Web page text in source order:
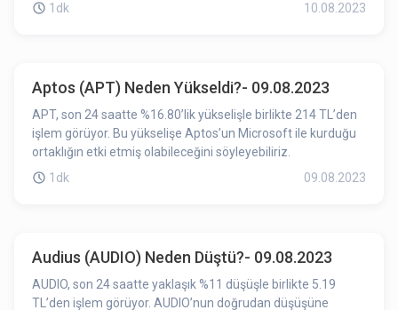
1dk
10.08.2023
Aptos (APT) Neden Yükseldi?- 09.08.2023
APT, son 24 saatte %16.80’lik yükselişle birlikte 214 TL’den
işlem görüyor. Bu yükselişe Aptos’un Microsoft ile kurduğu
ortaklığın etki etmiş olabileceğini söyleyebiliriz.
1dk
09.08.2023
Audius (AUDIO) Neden Düştü?- 09.08.2023
AUDIO, son 24 saatte yaklaşık %11 düşüşle birlikte 5.19
TL’den işlem görüyor. AUDIO’nun doğrudan düşüşüne